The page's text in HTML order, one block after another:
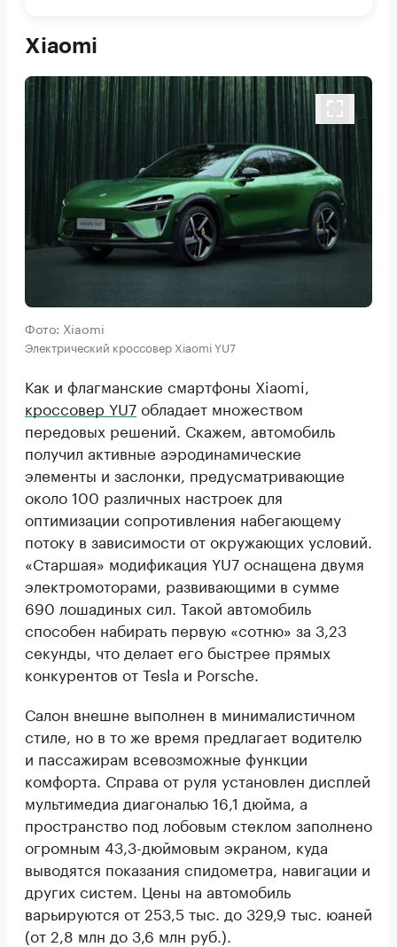
Xiaomi
Фото: Xiaomi
Электрический кроссовер Xiaomi YU7
Как и флагманские смартфоны Xiaomi,
кроссовер YU7обладает множеством
передовых решений. Скажем, автомобиль
получил активные аэродинамические
элементы и заслонки, предусматривающие
около 100 различных настроек для
оптимизации сопротивления набегающему
потоку в зависимости от окружающих условий.
«Старшая» модификация YU7 оснащена двумя
электромоторами, развивающими в сумме
690 лошадиных сил. Такой автомобиль
способен набирать первую «сотню» за 3,23
секунды, что делает его быстрее прямых
конкурентов от Tesla и Porsche.
Салон внешне выполнен в минималистичном
стиле, но в то же время предлагает водителю
и пассажирам всевозможные функции
комфорта. Справа от руля установлен дисплей
мультимедиа диагональю 16,1 дюйма, а
пространство под лобовым стеклом заполнено
огромным 43,3-дюймовым экраном, куда
выводятся показания спидометра, навигации и
других систем. Цены на автомобиль
варьируются от 253,5 тыс. до 329,9 тыс. юаней
(от 2,8 млн до 3,6 млн руб.).